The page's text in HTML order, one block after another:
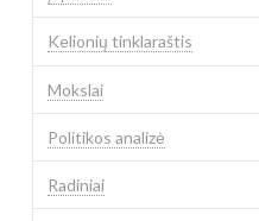
Kelionių tinklaraštis
Mokslai
Politikos analizė
Radiniai